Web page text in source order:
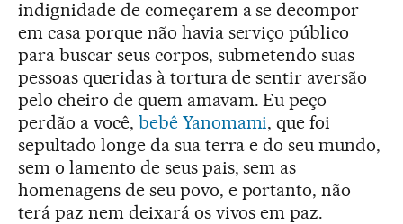
indignidade de começarem a se decompor
em casa porque não havia serviço público
para buscar seus corpos, submetendo suas
pessoas queridas à tortura de sentir aversão
pelo cheiro de quem amavam. Eu peço
perdão a você, bebê Yanomami, que foi
sepultado longe da sua terra e do seu mundo,
sem o lamento de seus pais, sem as
homenagens de seu povo, e portanto, não
terá paz nem deixará os vivos em paz.